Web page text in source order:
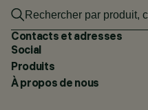
Contacts et adresses
Social
Produits
À propos de nous